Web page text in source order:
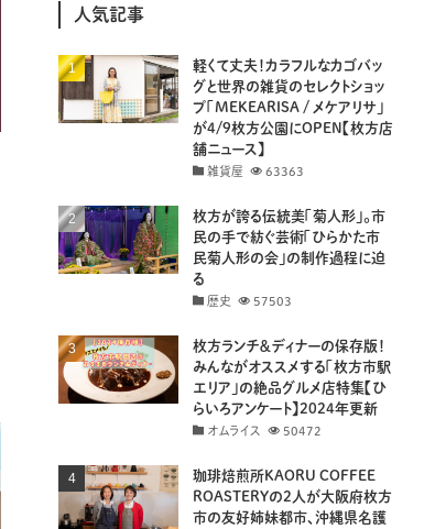
(26)
(8)
(8)
(29)
(18)
人気記事
軽くて丈夫！カラフルなカゴバッ
グと世界の雑貨のセレクトショッ
プ「MEKEARISA / メケアリサ」
が4/9枚方公園にOPEN【枚方店
舗ニュース】
雑貨屋 63363
枚方が誇る伝統美「菊人形」。市
民の手で紡ぐ芸術「ひらかた市
民菊人形の会」の制作過程に迫
る
歴史 57503
枚方ランチ＆ディナーの保存版！
みんながオススメする「枚方市駅
エリア」の絶品グルメ店特集【ひ
らいろアンケート】2024年更新
オムライス 50472
珈琲焙煎所KAORU COFFEE
ROASTERYの2人が大阪府枚方
市の友好姉妹都市、沖縄県名護